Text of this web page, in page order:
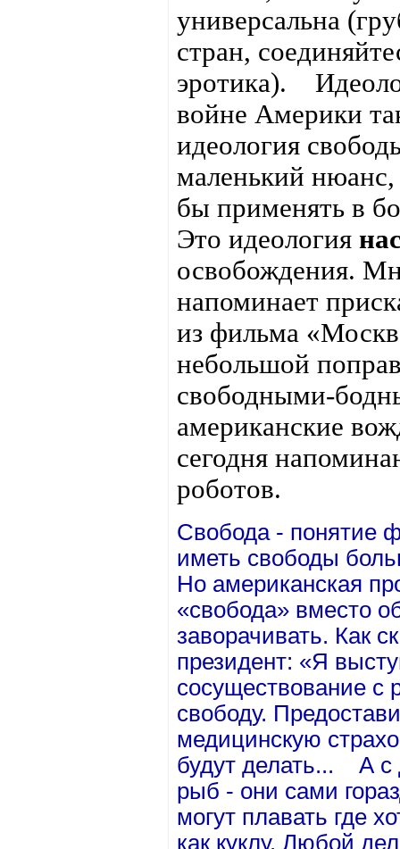
универсальна
стран,
эротика).
войне Америки
идеология
маленький нюанс,
бы применять в
Это идеология
освобождения.
напоминает
из фильма
небольшой
свободными-
американские
сегодня
роботов.
Свобода - понятие
иметь свободы
Но американская
«свобода» вместо
заворачивать. Как
президент: «Я
сосуществование
свободу.
медицинскую
будут делать... А с
рыб - они сами
могут плавать где
как куклу. Любой